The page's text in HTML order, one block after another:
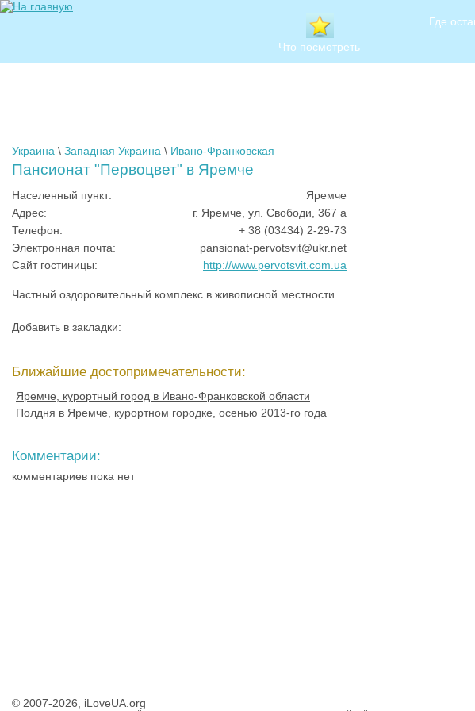
Что посмотреть
Где
Украина \ Западная Украина \ Ивано-Франковская
Пансионат "Первоцвет" в Яремче
Населенный пункт:
Яремче
Адрес:
г. Яремче, ул. Свободи, 367 а
Телефон:
+ 38 (03434) 2-29-73
Электронная почта:
pansionat-pervotsvit@ukr.net
Сайт гостиницы:
http://www.pervotsvit.com.ua
Частный оздоровительный комплекс в живописной местности.
Добавить в закладки:
Ближайшие достопримечательности:
Яремче, курортный город в Ивано-Франковской области
Полдня в Яремче, курортном городке, осенью 2013-го года
Комментарии:
комментариев пока нет
© 2007-2026, iLoveUA.org